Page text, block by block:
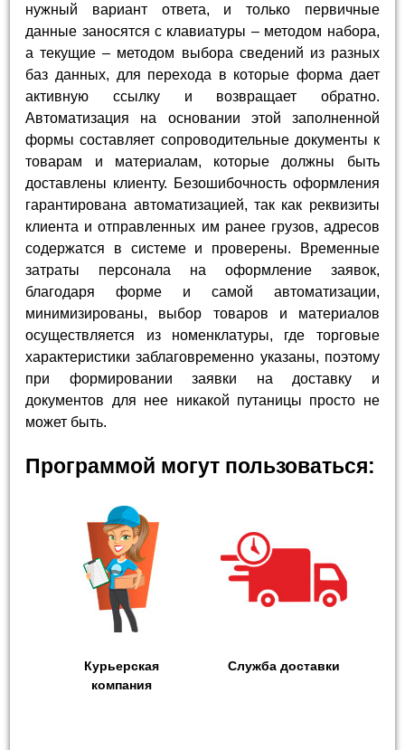
нужный вариант ответа, и только первичные
данные заносятся с клавиатуры – методом набора,
а текущие – методом выбора сведений из разных
баз данных, для перехода в которые форма дает
активную ссылку и возвращает обратно.
Автоматизация на основании этой заполненной
формы составляет сопроводительные документы к
товарам и материалам, которые должны быть
доставлены клиенту. Безошибочность оформления
гарантирована автоматизацией, так как реквизиты
клиента и отправленных им ранее грузов, адресов
содержатся в системе и проверены. Временные
затраты персонала на оформление заявок,
благодаря форме и самой автоматизации,
минимизированы, выбор товаров и материалов
осуществляется из номенклатуры, где торговые
характеристики заблаговременно указаны, поэтому
при формировании заявки на доставку и
документов для нее никакой путаницы просто не
может быть.
Программой могут пользоваться:
Курьерская
компания
Служба доставки